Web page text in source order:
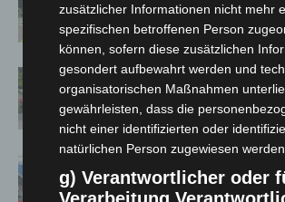
Neuwarmbüchen
Region Hannover: 21
Notfallsanitäter starten
Kreuz
A7 – Polizei sucht
zusätzlicher Informationen nicht mehr
spezifischen betroffenen Person
können, sofern diese zusätzlichen
gesondert aufbewahrt werden und
organisatorischen Maßnahmen
gewährleisten, dass die
nicht einer identifizierten oder
natürlichen Person zugewiesen
g) Verantwortlicher oder